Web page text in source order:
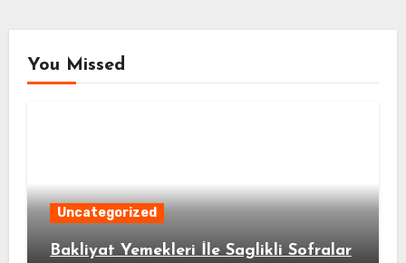
You Missed
Uncategorized
Bakliyat Yemekleri İle Saglikli Sofralar